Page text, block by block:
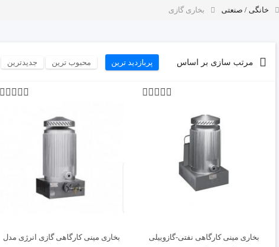
خانگی / صنعتی بخاری گازی
مرتب سازی بر اساس پربازدید ترین محبوب ترین جدیدترین
بخاری مینی کارگاهی نفتی-گازوییلی
بخاری مینی کارگاهی گازی انرژی مدل